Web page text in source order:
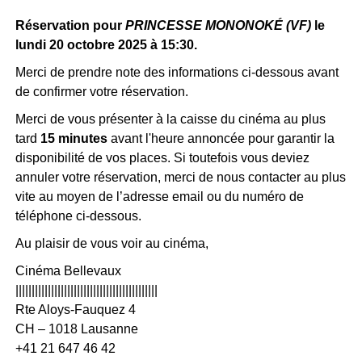
Réservation pour PRINCESSE MONONOKÉ (VF)le
lundi 20 octobre 2025 à 15:30.
Merci de prendre note des informations ci-dessous avant
de confirmer votre réservation.
Merci de vous présenter à la caisse du cinéma au plus
tard 15 minutesavant l'heure annoncée pour garantir la
disponibilité de vos places. Si toutefois vous deviez
annuler votre réservation, merci de nous contacter au plus
vite au moyen de l’adresse email ou du numéro de
téléphone ci-dessous.
Au plaisir de vous voir au cinéma,
Cinéma Bellevaux
Rte Aloys-Fauquez 4
CH – 1018 Lausanne
+41 21 647 46 42